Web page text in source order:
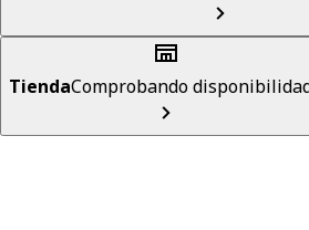
TiendaComprobando